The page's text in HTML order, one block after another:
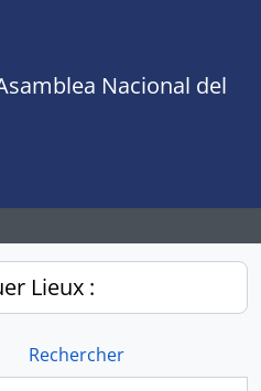
Nacional del
Lieux :
Rechercher